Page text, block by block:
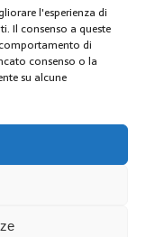
l'esperienza di
Il consenso a queste
di
consenso o la
su alcune